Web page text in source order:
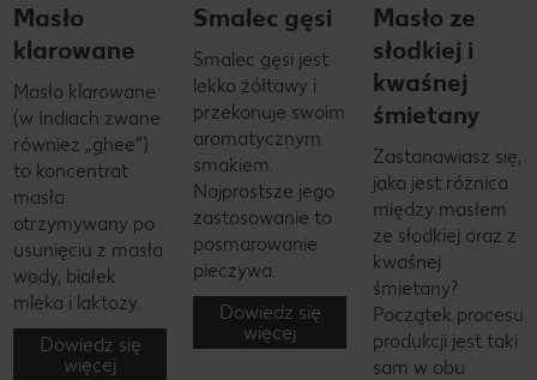
Masło
klarowane
Masło klarowane
(w Indiach zwane
również „ghee”)
to koncentrat
masła
otrzymywany po
usunięciu z masła
wody, białek
mleka i laktozy.
Dowiedz się
więcej
Smalec gęsi
Smalec gęsi jest
lekko żółtawy i
przekonuje swoim
aromatycznym
smakiem.
Najprostsze jego
zastosowanie to
posmarowanie
pieczywa.
Dowiedz się
więcej
Masło ze
słodkiej i
kwaśnej
śmietany
Zastanawiasz się,
jaka jest różnica
między masłem
ze słodkiej oraz z
kwaśnej
śmietany?
Początek procesu
produkcji jest taki
sam w obu